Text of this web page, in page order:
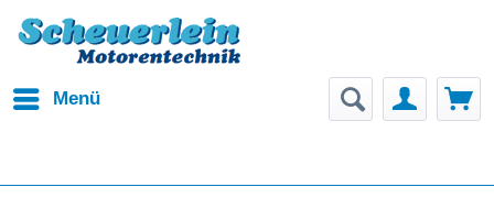
Menü